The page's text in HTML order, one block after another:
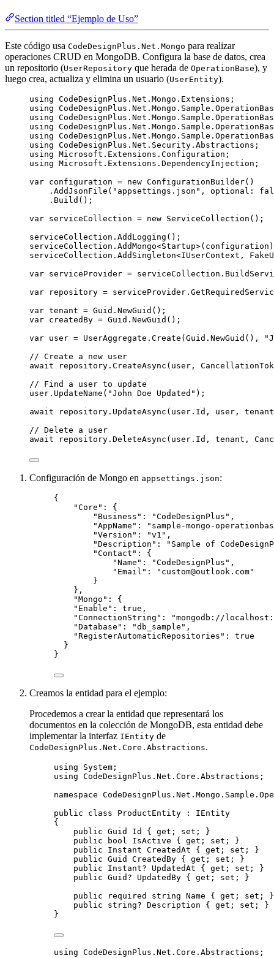
Section titled “Ejemplo de Uso”
Este código usa CodeDesignPlus.Net.Mongo para realizar
operaciones CRUD en MongoDB. Configura la base de datos, crea
un repositorio (UserRepository que herada de OperationBase), y
luego crea, actualiza y elimina un usuario (UserEntity).
using CodeDesignPlus . Net . Mongo . Extensions ;
using CodeDesignPlus . Net . Mongo . Sample .
using CodeDesignPlus . Net . Mongo . Sample .
using CodeDesignPlus . Net . Mongo . Sample .
using CodeDesignPlus . Net . Mongo . Sample .
using CodeDesignPlus . Net . Security . Abstractions ;
using Microsoft . Extensions . Configuration ;
using Microsoft . Extensions . DependencyInjection ;
var configuration = new ConfigurationBuilder()
. AddJsonFile ( " appsettings.json " , optional:
. Build ();
var serviceCollection = new ServiceCollection();
serviceCollection . AddLogging ();
serviceCollection . AddMongo
serviceCollection . AddSingleton<IUserContext,
var serviceProvider = serviceCollection .
var repository = serviceProvider .
var tenant = Guid . NewGuid ();
var createdBy = Guid . NewGuid ();
var user = UserAggregate . Create ( Guid . NewGuid (), "
// Create a new user
await
repository . CreateAsync (user,
// Find a user to update
user . UpdateName ( "John Doe Updated " );
await
repository . UpdateAsync ( user . Id , user,
// Delete a user
await
repository . DeleteAsync ( user . Id , tenant,
Configuración de Mongo en appsettings.json:
{
"Core" : {
"Business" : "CodeDesignPlus " ,
"AppName" : " sample-mongo-
"Version" : "v1 " ,
"Description" : " Sample of
"Contact" : {
"Name" : "CodeDesignPlus " ,
"Email" : " custom@outlook.com"
}
},
"Mongo" : {
"Enable" : true ,
"ConnectionString" : "mongodb://
"Database" : "db_sample " ,
"RegisterAutomaticRepositories" : true
}
}
Creamos la entidad para el ejemplo:
Procedemos a crear la entidad que representará los
documentos en la colección de MongoDB, esta entidad debe
implementar la interfaz IEntity de
CodeDesignPlus.Net.Core.Abstractions.
using System ;
using CodeDesignPlus . Net . Core . Abstractions ;
namespace CodeDesignPlus . Net . Mongo . Sample .
public
class ProductEntity : IEntity
{
public Guid Id { get ; set ; }
public
bool IsActive { get ; set ; }
public Instant CreatedAt { get ; set ; }
public Guid CreatedBy { get ; set ; }
public Instant? UpdatedAt { get ; set ; }
public Guid? UpdatedBy { get ; set ; }
public
required string Name { get ; set ; }
public
string? Description { get ; set ; }
}
using CodeDesignPlus . Net . Core . Abstractions ;